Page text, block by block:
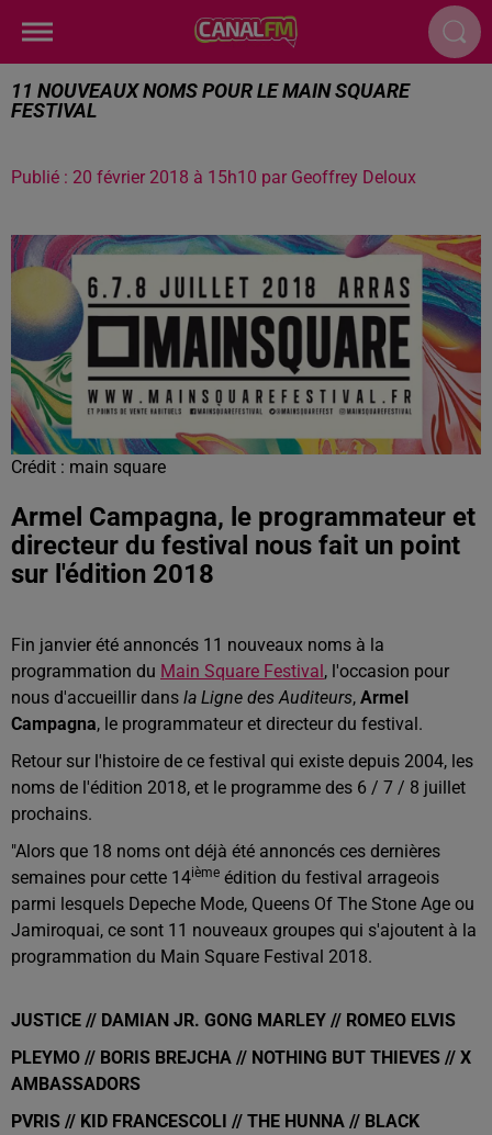
11 NOUVEAUX NOMS POUR LE MAIN SQUARE
FESTIVAL
Publié : 20 février 2018 à 15h10 par Geoffrey Deloux
Crédit : main square
Armel Campagna, le programmateur et
directeur du festival nous fait un point
sur l'édition 2018
Fin janvier été annoncés 11 nouveaux noms à la
programmation du Main Square Festival, l'occasion pour
nous d'accueillir dans la Ligne des Auditeurs, Armel
Campagna, le programmateur et directeur du festival.
Retour sur l'histoire de ce festival qui existe depuis 2004, les
noms de l'édition 2018, et le programme des 6 / 7 / 8 juillet
prochains.
"Alors que 18 noms ont déjà été annoncés ces dernières
semaines pour cette 14ième édition du festival arrageois
parmi lesquels Depeche Mode, Queens Of The Stone Age ou
Jamiroquai, ce sont 11 nouveaux groupes qui s'ajoutent à la
programmation du Main Square Festival 2018.
JUSTICE // DAMIAN JR. GONG MARLEY // ROMEO ELVIS
PLEYMO // BORIS BREJCHA // NOTHING BUT THIEVES // X
AMBASSADORS
PVRIS // KID FRANCESCOLI // THE HUNNA // BLACK